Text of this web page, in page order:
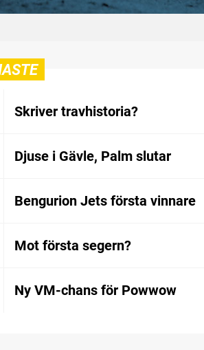
Skriver travhistoria?
Djuse i Gävle, Palm slutar
Bengurion Jets första vinnare
Mot första segern?
Ny VM-chans för Powwow